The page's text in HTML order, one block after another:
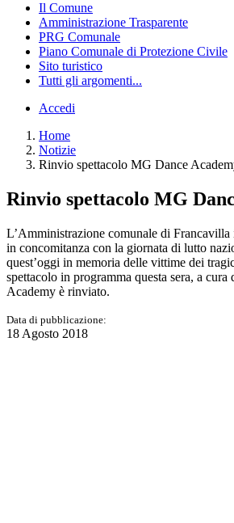
Il Comune
Amministrazione Trasparente
PRG Comunale
Piano Comunale di Protezione Civile
Sito turistico
Tutti gli argomenti...
Accedi
Home
Notizie
Rinvio spettacolo MG Dance
Rinvio spettacolo MG
L’Amministrazione comunale di
in concomitanza con la giornata di lutto
quest’oggi in memoria delle vittime dei
spettacolo in programma questa sera, a
Academy è rinviato.
Data di pubblicazione:
18 Agosto 2018